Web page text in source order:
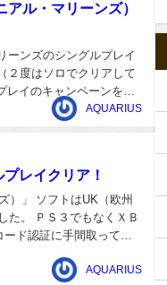
ル・マリーンズ）
ーンズのシングルプレイ
２度はソロでクリアして
イのキャンペーンを進
AQUARIUS
レイクリア！
）」 ソフトはUK（欧州
た。 ＰＳ３でもなくＸＢ
ド認証に手間取ってい
AQUARIUS